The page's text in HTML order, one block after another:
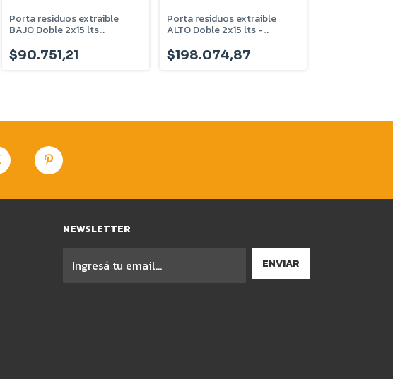
Porta residuos extraible
BAJO Doble 2x15 lts
$90.751,21
Porta residuos extraible
ALTO Doble 2x15 lts -
$198.074,87
NEWSLETTER